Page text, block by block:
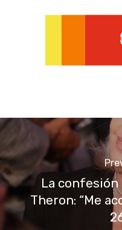
La confesión
Theron: “Me